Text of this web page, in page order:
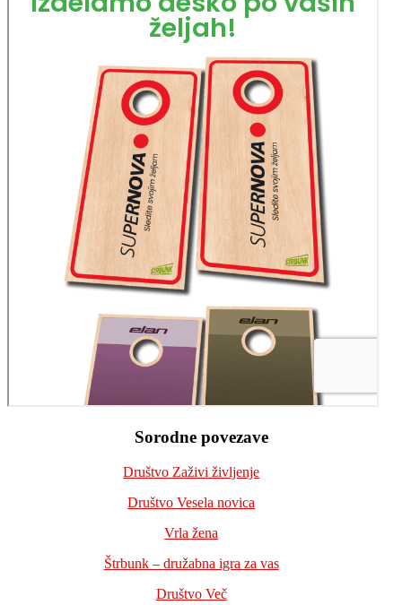
Sorodne povezave
Društvo Zaživi življenje
Društvo Vesela novica
Vrla žena
Štrbunk – družabna igra za vas
Društvo Več